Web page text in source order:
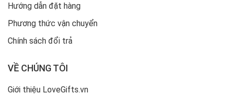
Hướng dẫn đặt hàng
Phương thức vận chuyển
Chính sách đổi trả
VỀ CHÚNG TÔI
Giới thiệu LoveGifts.vn